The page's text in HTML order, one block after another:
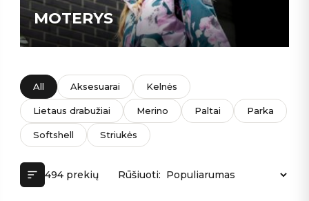
MOTERYS
All Aksesuarai Kelnės
Lietaus drabužiai Merino Paltai Parka
Softshell Striukės
494 prekių Rūšiuoti: